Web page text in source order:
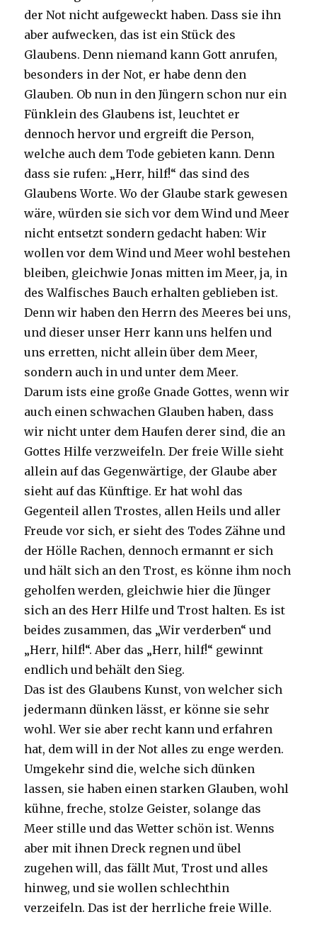
der Not nicht aufgeweckt haben. Dass sie ihn
aber aufwecken, das ist ein Stück des
Glaubens. Denn niemand kann Gott anrufen,
besonders in der Not, er habe denn den
Glauben. Ob nun in den Jüngern schon nur ein
Fünklein des Glaubens ist, leuchtet er
dennoch hervor und ergreift die Person,
welche auch dem Tode gebieten kann. Denn
dass sie rufen: „Herr, hilf!“ das sind des
Glaubens Worte. Wo der Glaube stark gewesen
wäre, würden sie sich vor dem Wind und Meer
nicht entsetzt sondern gedacht haben: Wir
wollen vor dem Wind und Meer wohl bestehen
bleiben, gleichwie Jonas mitten im Meer, ja, in
des Walfisches Bauch erhalten geblieben ist.
Denn wir haben den Herrn des Meeres bei uns,
und dieser unser Herr kann uns helfen und
uns erretten, nicht allein über dem Meer,
sondern auch in und unter dem Meer.
Darum ists eine große Gnade Gottes, wenn wir
auch einen schwachen Glauben haben, dass
wir nicht unter dem Haufen derer sind, die an
Gottes Hilfe verzweifeln. Der freie Wille sieht
allein auf das Gegenwärtige, der Glaube aber
sieht auf das Künftige. Er hat wohl das
Gegenteil allen Trostes, allen Heils und aller
Freude vor sich, er sieht des Todes Zähne und
der Hölle Rachen, dennoch ermannt er sich
und hält sich an den Trost, es könne ihm noch
geholfen werden, gleichwie hier die Jünger
sich an des Herr Hilfe und Trost halten. Es ist
beides zusammen, das „Wir verderben“ und
„Herr, hilf!“. Aber das „Herr, hilf!“ gewinnt
endlich und behält den Sieg.
Das ist des Glaubens Kunst, von welcher sich
jedermann dünken lässt, er könne sie sehr
wohl. Wer sie aber recht kann und erfahren
hat, dem will in der Not alles zu enge werden.
Umgekehr sind die, welche sich dünken
lassen, sie haben einen starken Glauben, wohl
kühne, freche, stolze Geister, solange das
Meer stille und das Wetter schön ist. Wenns
aber mit ihnen Dreck regnen und übel
zugehen will, das fällt Mut, Trost und alles
hinweg, und sie wollen schlechthin
verzeifeln. Das ist der herrliche freie Wille.